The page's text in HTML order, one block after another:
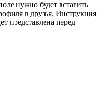
нужно будет вставить
в друзья. Инструкция
представлена перед